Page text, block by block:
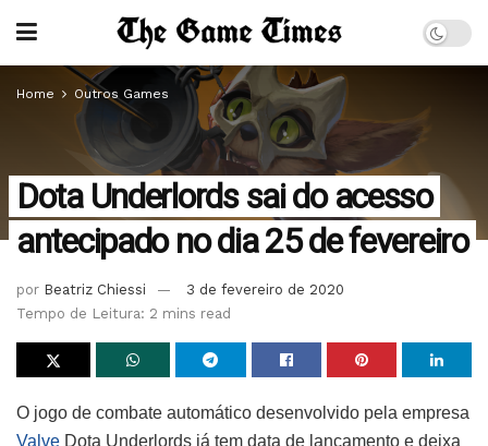
Home Outros Games
Dota Underlords sai do acesso
antecipado no dia 25 de fevereiro
por Beatriz Chiessi
3 de fevereiro de 2020
Tempo de Leitura: 2 mins read
O jogo de combate automático desenvolvido pela empresa
Valve Dota Underlords já tem data de lançamento e deixa